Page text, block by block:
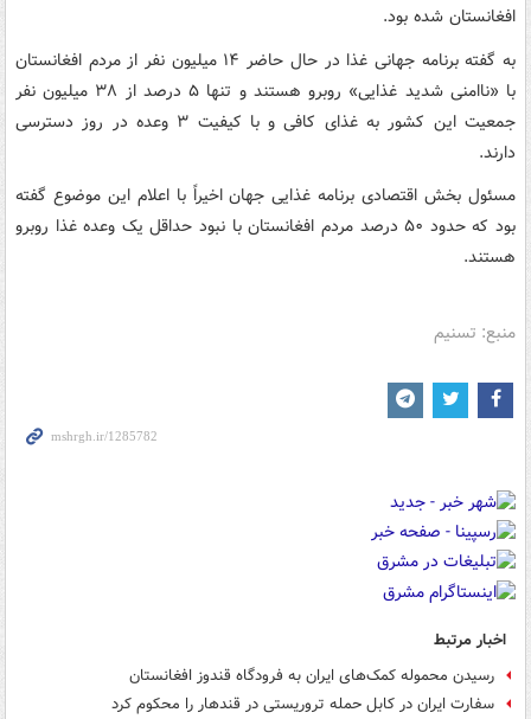
افغانستان شده بود.
به گفته برنامه جهانی غذا در حال حاضر ۱۴ میلیون نفر از مردم افغانستان
با «ناامنی شدید غذایی» روبرو هستند و تنها ۵ درصد از ۳۸ میلیون نفر
جمعیت این کشور به غذای کافی و با کیفیت ۳ وعده در روز دسترسی
دارند.
مسئول بخش اقتصادی برنامه غذایی جهان اخیراً با اعلام این موضوع گفته
بود که حدود ۵۰ درصد مردم افغانستان با نبود حداقل یک وعده غذا روبرو
هستند.
منبع: تسنیم
اخبار مرتبط
رسیدن محموله کمک‌های ایران به فرودگاه قندوز افغانستان
سفارت ایران در کابل حمله تروریستی در قندهار را محکوم کرد